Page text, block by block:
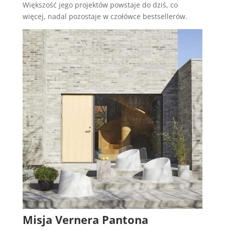
Większość jego projektów powstaje do dziś, co
więcej, nadal pozostaje w czołówce bestsellerów.
Misja Vernera Pantona